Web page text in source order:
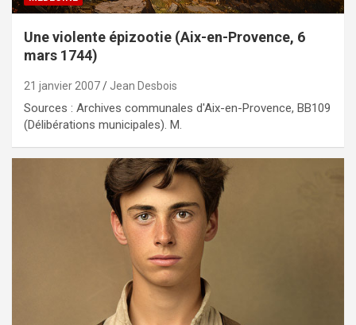
Une violente épizootie (Aix-en-Provence, 6
mars 1744)
21 janvier 2007 Jean Desbois
Sources : Archives communales d'Aix-en-Provence, BB109
(Délibérations municipales). M.